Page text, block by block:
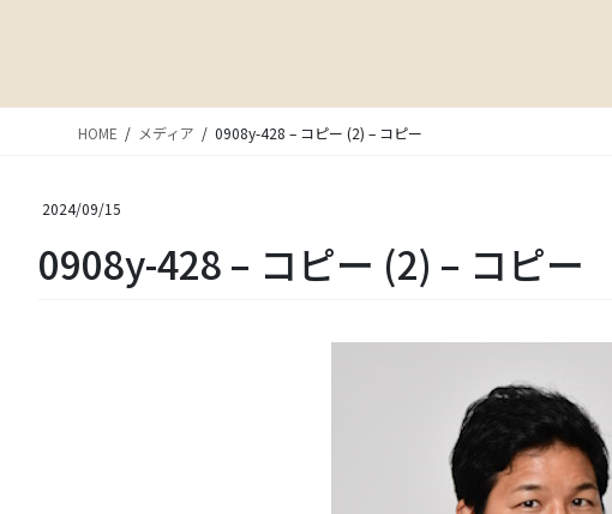
HOME メディア 0908y-428 – コピー (2) – コピー
2024/09/15
0908y-428 – コピー (2) – コピー